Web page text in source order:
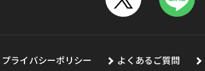
プライバシーポリシー よくあるご質問